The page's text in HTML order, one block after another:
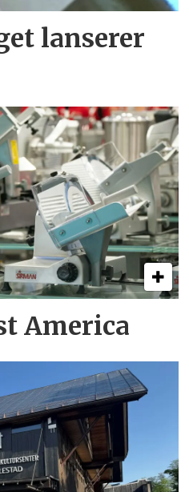
lanserer
America